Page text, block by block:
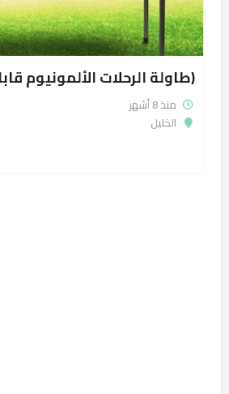
(طاولة الرحلات الألمونيوم
منذ 8 أشهر
الخليل